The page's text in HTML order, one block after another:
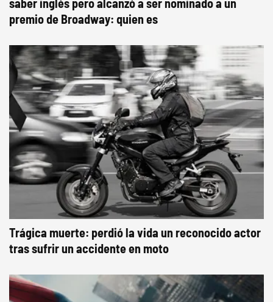
saber inglés pero alcanzó a ser nominado a un
premio de Broadway: quien es
Trágica muerte: perdió la vida un reconocido actor
tras sufrir un accidente en moto